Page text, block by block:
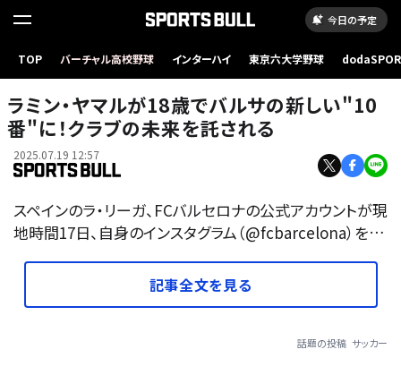
今日の予定
TOP バーチャル高校野球 インターハイ 東京六大学野球
ラミン・ヤマルが18歳でバルサの新しい"10
番"に！クラブの未来を託される
2025.07.19 12:57
スペインのラ・リーガ、FCバルセロナの公式アカウントが現
地時間17日、自身のインスタグラム（@fcbarcelona）を…
記事全文を見る
話題の投稿 サッカー